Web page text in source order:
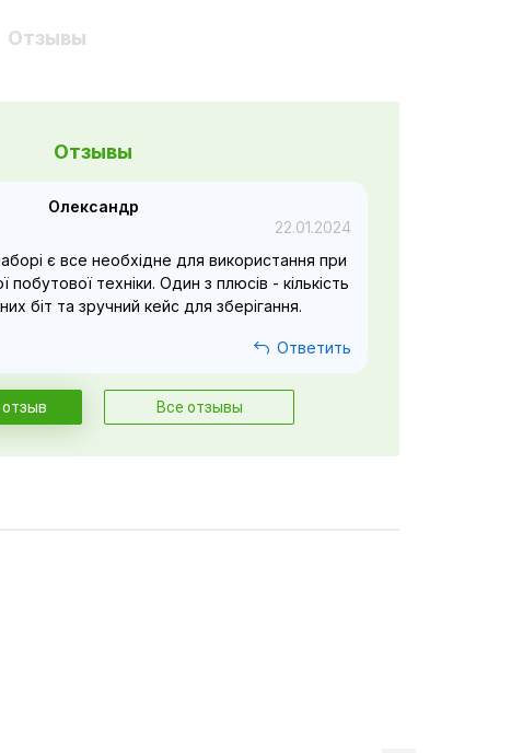
Отзывы
Отзывы
Олександр
22.01.2024
є все необхідне для використання при
побутової техніки. Один з плюсів - кількість
біт та зручний кейс для зберігання.
Ответить
Все отзывы